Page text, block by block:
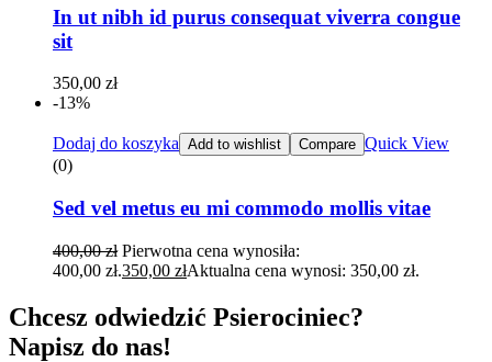
In ut nibh id purus consequat viverra congue
sit
350,00 zł
-13%
Dodaj do koszyka Add to wishlist Compare Quick View
(0)
Sed vel metus eu mi commodo mollis vitae
400,00zł Pierwotna cena wynosiła:
400,00 zł.350,00 złAktualna cena wynosi: 350,00 zł.
Chcesz odwiedzić Psierociniec?
Napisz do nas!